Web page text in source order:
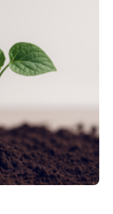
in
konnte als neue
werden und trägt
Dieser erste
in Bernstein
einer
denn…